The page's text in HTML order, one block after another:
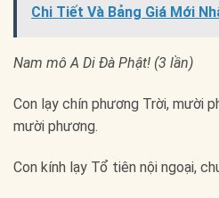
Chi Tiết Và Bảng Giá Mới
Nam mô A Di Đà Phật! (3 lần)
Con lạy chín phương Trời, mười
mười phương.
Con kính lạy Tổ tiên nội ngoại,